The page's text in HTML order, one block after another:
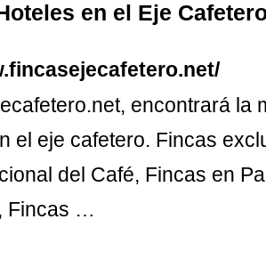
en el Eje
encontrará la
el eje cafetero. Fincas
del Café, Fincas en
Fincas …